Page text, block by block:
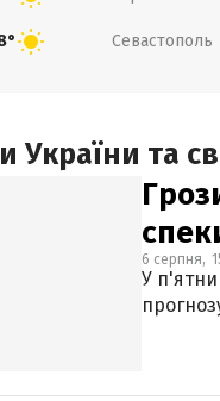
Севастополь
та
6 серпня,
У